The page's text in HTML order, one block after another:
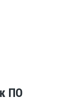
ПО